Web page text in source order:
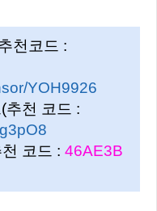
천코드 :
YOH9926
천 코드 :
코드 : 46AE3B